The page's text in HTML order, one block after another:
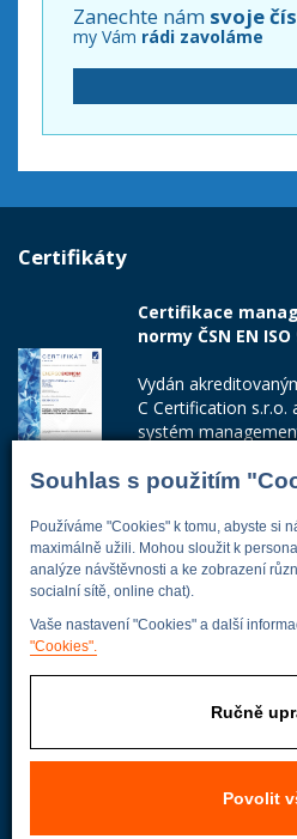
Souhlas s použitím
Používáme "Cookies" k tomu, abyste si
maximálně užili. Mohou sloužit k
analýze návštěvnosti a ke zobrazení
socialní sítě, online chat).
Vaše nastavení "Cookies" a další
"Cookies".
Ručně
Povolit
Zanechte nám svoje
my Vám rádi zavoláme
Certifikáty
Certifikace
normy ČSN EN ISO
Vydán
C Certification s.r.o.
systém
Adresa firmy